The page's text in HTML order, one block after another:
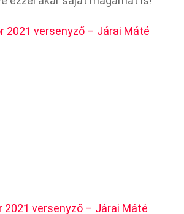
2021 versenyző – Járai Máté
2021 versenyző – Járai Máté